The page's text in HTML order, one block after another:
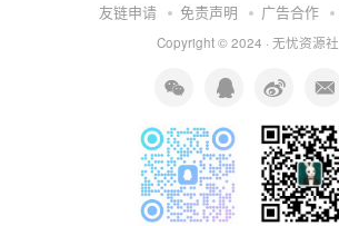
友链申请 免责声明 广告合作
Copyright © 2024 · 无忧资源社